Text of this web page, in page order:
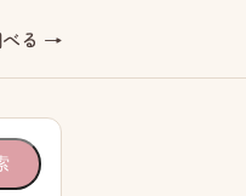
べる →